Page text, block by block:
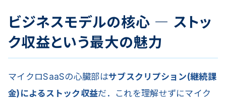
ビジネスモデルの核心 ― ストッ
ク収益という最大の魅力
マイクロSaaSの心臓部はサブスクリプション(継続課
金)によるストック収益だ．これを理解せずにマイク